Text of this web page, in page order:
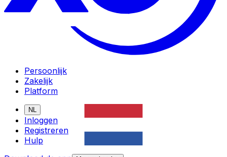
Persoonlijk
Zakelijk
Platform
NL
Inloggen
Registreren
Hulp